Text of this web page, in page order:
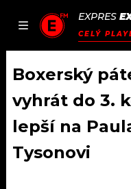
EXPRES
CELÝ
DOMŮ
ČLÁNKY
Boxerský
vyhrát do 3.
lepší na
Tysonovi